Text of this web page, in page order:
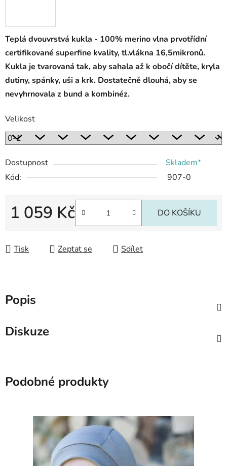
Teplá dvouvrstvá kukla - 100% merino vlna prvotřídní
certifikované superfine kvality, tl.vlákna 16,5mikronů.
Kukla je tvarovaná tak, aby sahala až k obočí dítěte, kryla
dutiny, spánky, uši a krk. Dostatečně dlouhá, aby se
nevyhrnovala z bund a kombinéz.
Velikost
Dostupnost
Skladem*
Kód:
907-0
1 059 Kč DO KOŠÍKU
Tisk Zeptat se Sdílet
Popis
Diskuze
Podobné produkty